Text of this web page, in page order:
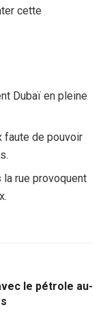
cette
Dubaï en pleine
faute de pouvoir
la rue provoquent
le pétrole au-